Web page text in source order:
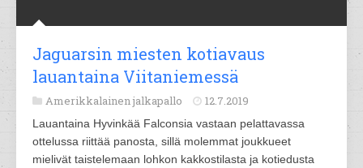
Jaguarsin miesten kotiavaus
lauantaina Viitaniemessä
Amerikkalainen jalkapallo 12.7.2019
Lauantaina Hyvinkää Falconsia vastaan pelattavassa
ottelussa riittää panosta, sillä molemmat joukkueet
mielivät taistelemaan lohkon kakkostilasta ja kotiedusta